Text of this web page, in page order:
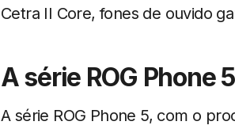
Cetra II Core, fones de ouvido
A série ROG Phone 5
A série ROG Phone 5, com o